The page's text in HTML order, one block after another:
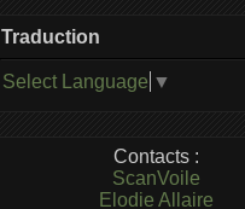
Traduction
Select Language ▼
Contacts :
ScanVoile
Elodie Allaire